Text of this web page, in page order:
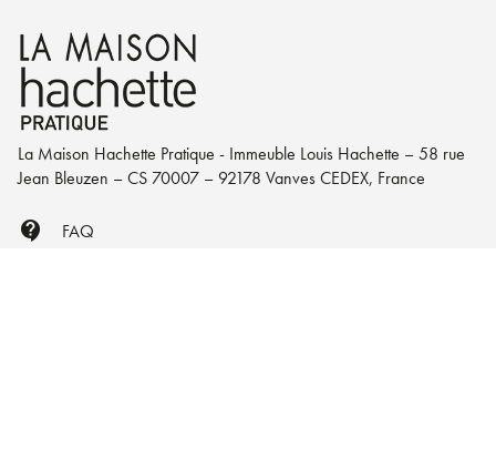
La Maison Hachette Pratique - Immeuble Louis Hachette – 58 rue
Jean Bleuzen – CS 70007 – 92178 Vanves CEDEX, France
contact_support FAQ